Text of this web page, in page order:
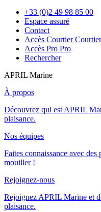
+33 (0)2 49 98 85 00
Espace assuré
Contact
Accès Courtier Courtier
Accès Pro Pro
Rechercher
APRIL Marine
À propos
Découvrez qui est APRIL
plaisance.
Nos équipes
Faites connaissance avec des
mouiller !
Rejoignez-nous
Rejoignez APRIL Marine et
plaisance.